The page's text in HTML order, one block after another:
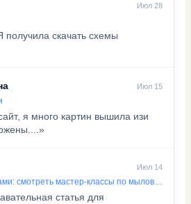
Июл 28
получила скачать схемы
Июл 15
я много картин вышила изи
Июл 14
смотреть мастер-классы по мыловарению
статья для